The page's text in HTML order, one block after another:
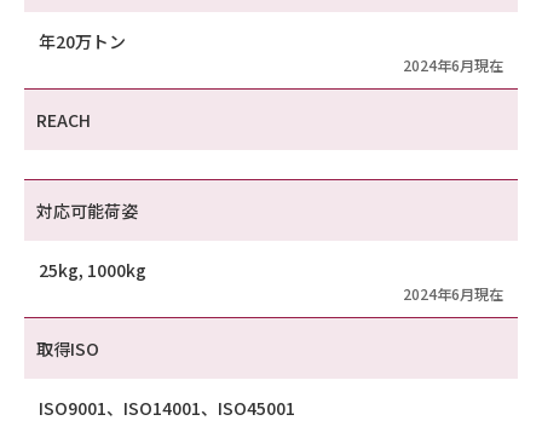
年20万トン
2024年6月現在
REACH
対応可能荷姿
25kg, 1000kg
2024年6月現在
取得ISO
ISO9001、ISO14001、ISO45001